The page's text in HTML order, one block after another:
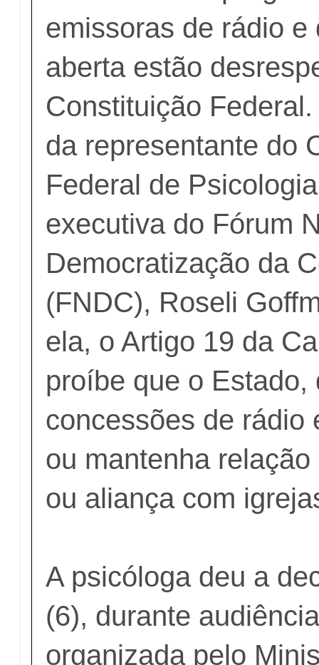
emissoras de rádio e
aberta estão
Constituição
da representante do
Federal de
executiva do Fórum
Democratização da
(FNDC), Roseli
ela, o Artigo 19 da
proíbe que o Estado,
concessões de rádio
ou mantenha
ou aliança com
A psicóloga deu a
(6), durante
organizada pelo